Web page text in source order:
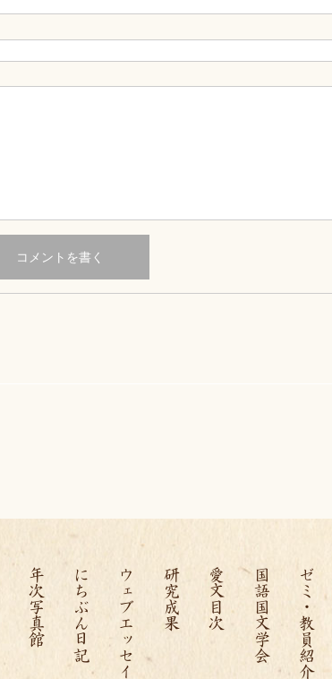
ゼミ・教員紹介
国語国文学会
愛文目次
研究成果
ウェブエッセイ
にちぶん日記
年次写真館